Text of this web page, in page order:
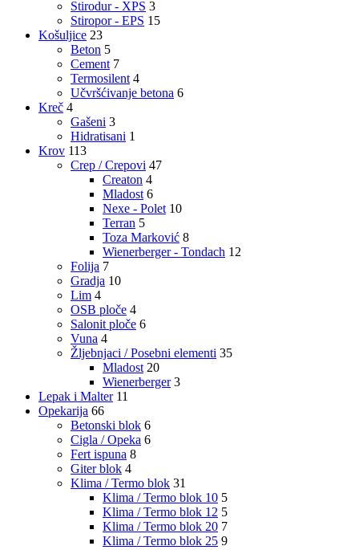
Stirodur - XPS 3
Stiropor - EPS 15
Košuljice 23
Beton 5
Cement 7
Termosilent 4
Učvršćivanje betona 6
Kreč 4
Gašeni 3
Hidratisani 1
Krov 113
Crep / Crepovi 47
Creaton 4
Mladost 6
Nexe - Polet 10
Terran 5
Toza Marković 8
Wienerberger - Tondach 12
Folija 7
Gradja 10
Lim 4
OSB ploče 4
Salonit ploče 6
Vuna 4
Žljebnjaci / Posebni elementi 35
Mladost 20
Wienerberger 3
Lepak i Malter 11
Opekarija 66
Betonski blok 6
Cigla / Opeka 6
Fert ispuna 8
Giter blok 4
Klima / Termo blok 31
Klima / Termo blok 10 5
Klima / Termo blok 12 5
Klima / Termo blok 20 7
Klima / Termo blok 25 9